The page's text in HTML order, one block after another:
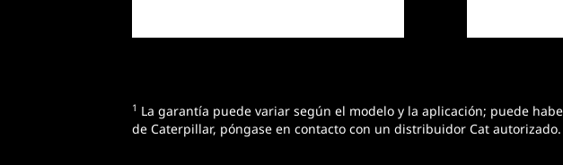
1 La garantía puede variar según el modelo y la aplicación; puede
de Caterpillar, póngase en contacto con un distribuidor Cat autorizado.